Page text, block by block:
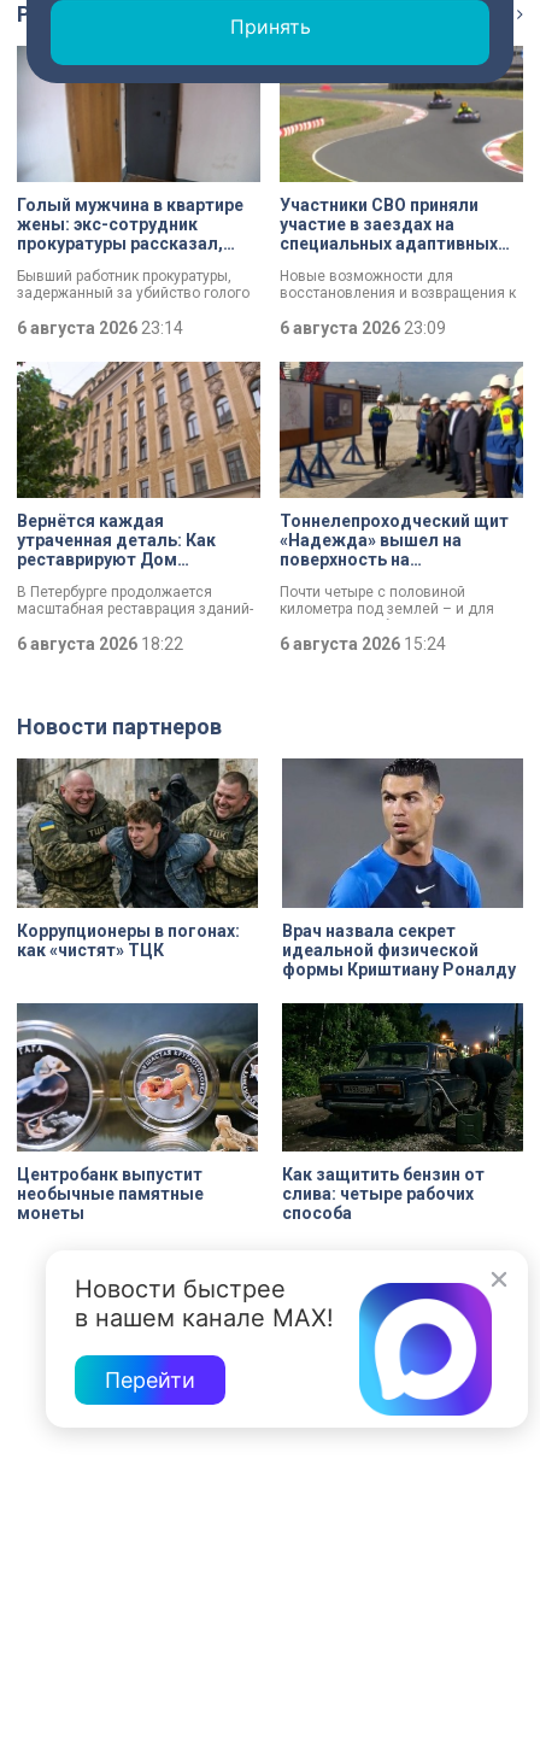
Репортаж Ещё
Голый мужчина в квартире
жены: экс-сотрудник
прокуратуры рассказал,
Бывший работник прокуратуры,
задержанный за убийство голого
которые толкнули его на страшное
вынес мертвеца из дома на улице
Луначарского, выдавая
бездыханного мужчину за
изрядно перебравшего приятеля.
6 августа 2026 23:14
Участники СВО приняли
участие в заездах на
специальных адаптивных
Новые возможности для
восстановления и возвращения к
фонда «СВОй дом» в Петербурге
специальной военной операции,
которые сейчас проходят курс
реабилитации. Главным событием
дня стали заезды на специальных
адаптивных карт-машинах, где
ветераны смогли лично
протестировать технику и
почувствовать скорость.
6 августа 2026 23:09
Вернётся каждая
утраченная деталь: Как
реставрируют Дом
Святого Николая на улице
Марата
В Петербурге продолжается
масштабная реставрация зданий-
губернаторской программы.
адресов сейчас — Дом
Единоверческой церкви Святого
Николая на улице Марата. Здание
XIX века, прошедшее через
несколько перестроек, сегодня
переживает второе рождение.
Жемчужина, объекта культурного
наследия — исторические часы.
Их элементы утрачены на 90%.
6 августа 2026 18:22
Тоннелепроходческий щит
«Надежда» вышел на
поверхность на
Почти четыре с половиной
километра под землей – и для
проходческий щит вышел на
6 августа 2026 15:24
Новости партнеров
Коррупционеры в погонах:
как «чистят» ТЦК
Врач назвала секрет
идеальной физической
формы Криштиану Роналду
Центробанк выпустит
необычные памятные
монеты
Как защитить бензин от
слива: четыре рабочих
способа
Новости быстрее
в нашем канале MAX!
Перейти
Принять